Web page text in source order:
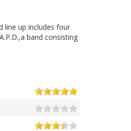
line up includes four
band consisting